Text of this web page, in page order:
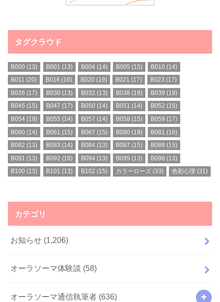
タグクラウド
B000 (13) B001 (13) B004(14) B005 (15) B010 (14)
B011 (20) B016 (16) B020 (19) B021 (17) B023 (17)
B026 (17) B030 (13) B032 (13) B038 (19) B039 (19)
B045 (15) B047 (17) B050 (14) B051 (14) B052 (15)
B054 (19) B055 (14) B057 (14) B058 (15) B059 (17)
B060 (14) B061 (15) B067 (15) B080 (19) B081 (16)
B082 (13) B083 (14) B084(13) B087 (15) B088 (15)
B091 (13) B092 (16) B094(13) B095 (13) B098 (13)
B100 (13) B101 (13) B102 (15) カラーローズ (33) 色彩心理 (31)
カテゴリ
お知らせ (1,206)
オーラソーマ体験談 (58)
オーラソーマ通信執筆者 (636)